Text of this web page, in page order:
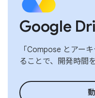
Google
「Compose とアー
ることで、開発時間